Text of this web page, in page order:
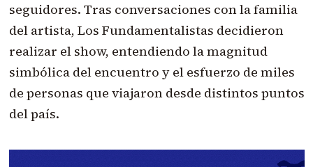
seguidores. Tras conversaciones con la familia
del artista, Los Fundamentalistas decidieron
realizar el show, entendiendo la magnitud
simbólica del encuentro y el esfuerzo de miles
de personas que viajaron desde distintos puntos
del país.